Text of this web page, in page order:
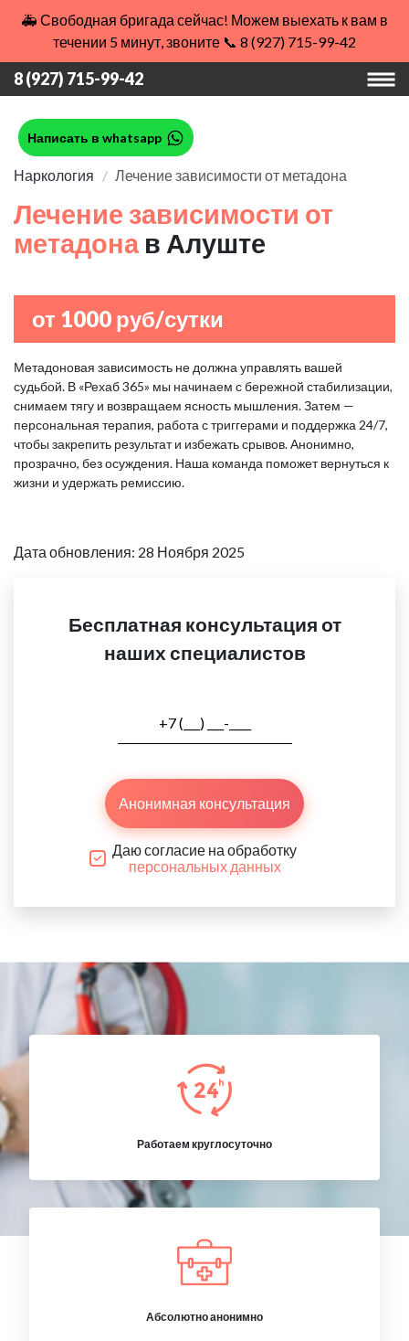
🚑 Свободная бригада сейчас! Можем выехать к вам в
течении 5 минут, звоните 📞 8 (927) 715-99-42
8 (927) 715-99-42
Написать в whatsapp
Наркология Лечение зависимости от метадона
Лечение зависимости от
метадона в Алуште
от 1000 руб/сутки
Метадоновая зависимость не должна управлять вашей
судьбой. В «Рехаб 365» мы начинаем с бережной стабилизации,
снимаем тягу и возвращаем ясность мышления. Затем —
персональная терапия, работа с триггерами и поддержка 24/7,
чтобы закрепить результат и избежать срывов. Анонимно,
прозрачно, без осуждения. Наша команда поможет вернуться к
жизни и удержать ремиссию.
Дата обновления: 28 Ноября 2025
Бесплатная консультация от
наших специалистов
Анонимная консультация
Даю согласие на обработку
персональных данных
Работаем круглосуточно
Абсолютно анонимно